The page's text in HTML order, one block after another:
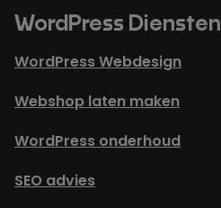
WordPress Diensten
WordPress Webdesign
Webshop laten maken
WordPress onderhoud
SEO advies